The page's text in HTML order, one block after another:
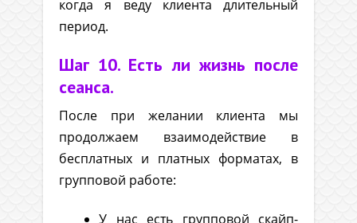
когда я веду клиента длительный
период.
Шаг 10. Есть ли жизнь после
сеанса.
После при желании клиента мы
продолжаем взаимодействие в
бесплатных и платных форматах, в
групповой работе:
У нас есть групповой скайп-